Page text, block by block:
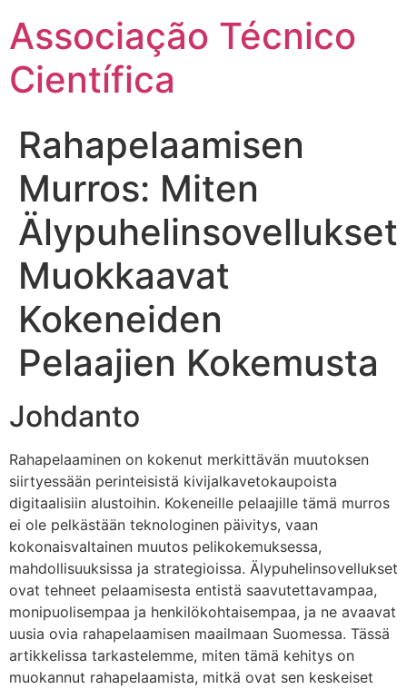
para
conteúdo
Associação Técnico
Científica
Rahapelaamisen
Murros: Miten
Älypuhelinsovellukset
Muokkaavat
Kokeneiden
Pelaajien Kokemusta
Johdanto
Rahapelaaminen on kokenut merkittävän muutoksen
siirtyessään perinteisistä kivijalkavetokaupoista
digitaalisiin alustoihin. Kokeneille pelaajille tämä murros
ei ole pelkästään teknologinen päivitys, vaan
kokonaisvaltainen muutos pelikokemuksessa,
mahdollisuuksissa ja strategioissa. Älypuhelinsovellukset
ovat tehneet pelaamisesta entistä saavutettavampaa,
monipuolisempaa ja henkilökohtaisempaa, ja ne avaavat
uusia ovia rahapelaamisen maailmaan Suomessa. Tässä
artikkelissa tarkastelemme, miten tämä kehitys on
muokannut rahapelaamista, mitkä ovat sen keskeiset